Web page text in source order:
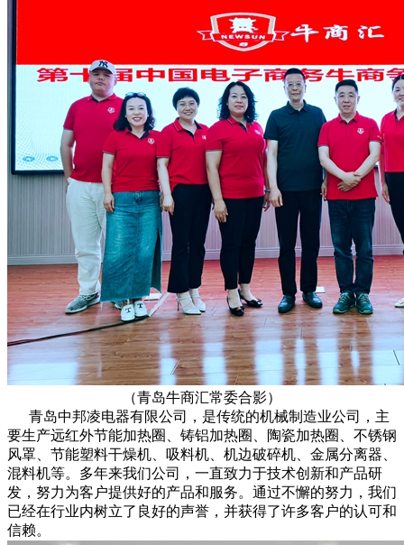
（青岛牛商汇常委合影）
青岛中邦凌电器有限公司，是传统的机械制造业公司，主
要生产远红外节能加热圈、铸铝加热圈、陶瓷加热圈、不锈钢
风罩、节能塑料干燥机、吸料机、机边破碎机、金属分离器、
混料机等。多年来我们公司，一直致力于技术创新和产品研
发，努力为客户提供好的产品和服务。通过不懈的努力，我们
已经在行业内树立了良好的声誉，并获得了许多客户的认可和
信赖。